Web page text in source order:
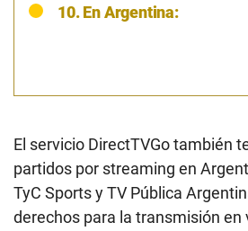
10. En Argentina:
El servicio DirectTVGo también
partidos por streaming en
TyC Sports y TV Pública
derechos para la transmisión en